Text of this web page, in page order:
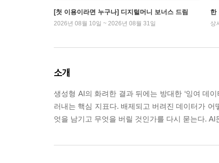
[첫 이용이라면 누구나] 디지털머니 보너스 드림
2026년 08월 10일 ~ 2026년 08월 31일
한
상
소개
생성형 AI의 화려한 결과 뒤에는 방대한 ‘잉여 데
러내는 핵심 지표다. 배제되고 버려진 데이터가
엇을 남기고 무엇을 버릴 것인가를 다시 묻는다.